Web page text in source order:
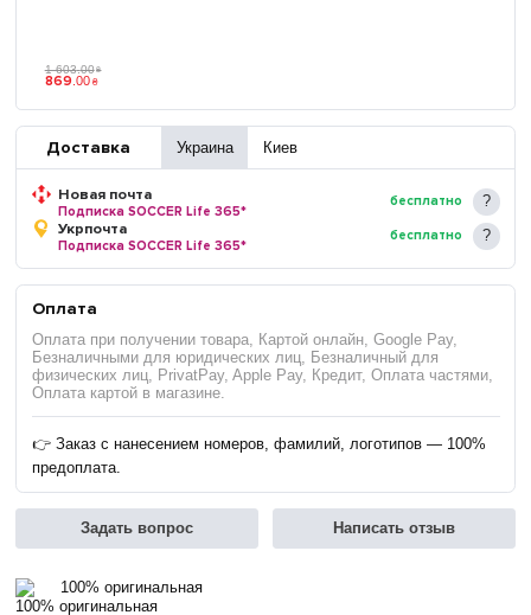
1 603.00 ₴
869 00 ₴
Доставка Украина Киев
Новая почта
Подписка SOCCER Life 365*
бесплатно
Укрпочта
Подписка SOCCER Life 365*
бесплатно
Оплата
Оплата при получении товара, Картой онлайн, Google Pay,
Безналичными для юридических лиц, Безналичный для
физических лиц, PrivatPay, Apple Pay, Кредит, Оплата частями,
Оплата картой в магазине.
👉 Заказ с нанесением номеров, фамилий, логотипов — 100%
предоплата.
Задать вопрос Написать отзыв
100% оригинальная